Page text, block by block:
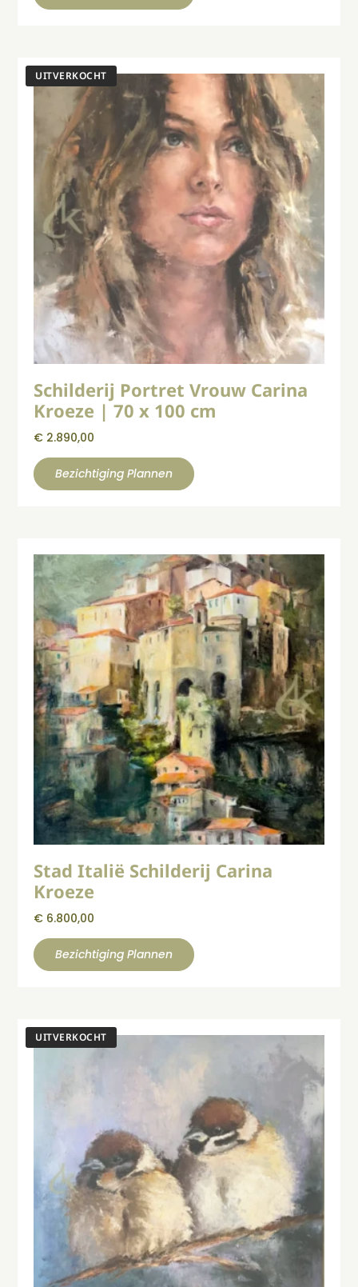
Schilderij Portret Vrouw Carina
Kroeze | 70 x 100 cm
€ 2.890,00
Bezichtiging Plannen
Stad Italië Schilderij Carina
Kroeze
€ 6.800,00
Bezichtiging Plannen